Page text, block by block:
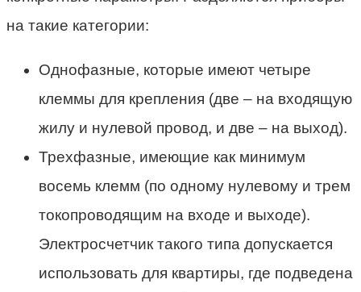
на такие категории:
Однофазные, которые имеют четыре
клеммы для крепления (две – на входящую
жилу и нулевой провод, и две – на выход).
Трехфазные, имеющие как минимум
восемь клемм (по одному нулевому и трем
токопроводящим на входе и выходе).
Электросчетчик такого типа допускается
использовать для квартиры, где подведена